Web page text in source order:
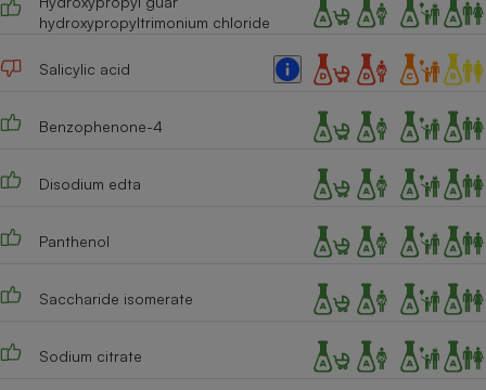
hydroxypropyltrimonium chloride
Salicylic acid
Benzophenone-4
Disodium edta
Panthenol
Saccharide isomerate
Sodium citrate